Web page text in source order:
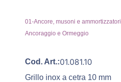
01-Ancore, musoni e ammortizzatori
Ancoraggio e Ormeggio
Cod. Art.:01.081.10
Grillo inox a cetra 10 mm